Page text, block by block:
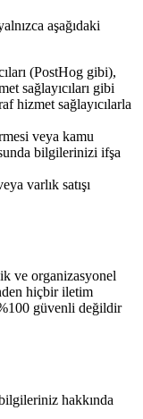
aşağıdaki
(PostHog gibi),
sağlayıcıları gibi
hizmet sağlayıcılarla
veya kamu
bilgilerinizi ifşa
varlık satışı
ve organizasyonel
hiçbir iletim
güvenli değildir
hakkında